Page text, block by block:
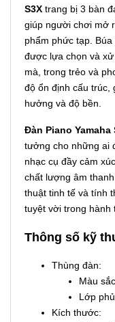
S3X trang bị 3 bàn
giúp người chơi mở
phẩm phức tạp.
được lựa chọn và
mà, trong trẻo và
độ ổn định cấu trúc,
hưởng và độ bền.
Đàn Piano Yamaha
tưởng cho những ai
nhạc cụ đầy cảm
chất lượng âm
thuật tinh tế và tính
tuyệt vời trong hành
Thông số kỹ
Thùng đàn:
Màu
Lớp
Kích thước: